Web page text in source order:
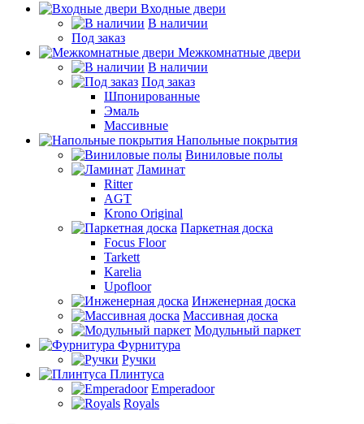
Входные двери
В наличии
Под заказ
Межкомнатные двери
В наличии
Под заказ
Шпонированные
Эмаль
Массивные
Напольные покрытия
Виниловые полы
Ламинат
Ritter
AGT
Krono Original
Паркетная доска
Focus Floor
Tarkett
Karelia
Upofloor
Инженерная доска
Массивная доска
Модульный паркет
Фурнитура
Ручки
Плинтуса
Emperadoor
Royals